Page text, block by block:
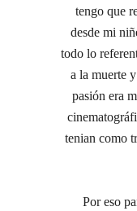
tengo que
desde mi
todo lo
a la muerte
pasión era
tenian como
Por eso